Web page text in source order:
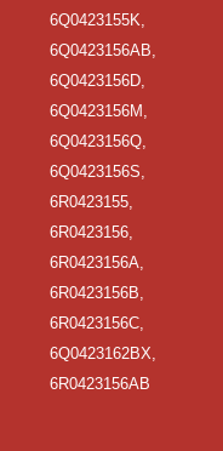
6Q0423155K,
6Q0423156AB,
6Q0423156D,
6Q0423156M,
6Q0423156Q,
6Q0423156S,
6R0423155,
6R0423156,
6R0423156A,
6R0423156B,
6R0423156C,
6Q0423162BX,
6R0423156AB